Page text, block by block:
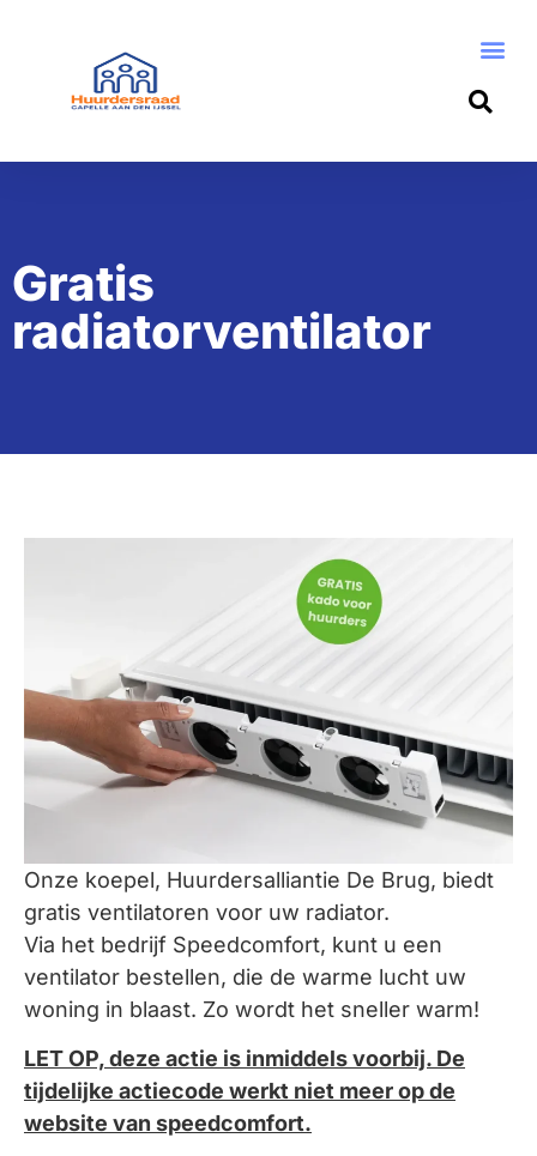
Gratis
radiatorventilator
Onze koepel, Huurdersalliantie De Brug, biedt
gratis ventilatoren voor uw radiator.
Via het bedrijf Speedcomfort, kunt u een
ventilator bestellen, die de warme lucht uw
woning in blaast. Zo wordt het sneller warm!
LET OP, deze actie is inmiddels voorbij. De
tijdelijke actiecode werkt niet meer op de
website van speedcomfort.